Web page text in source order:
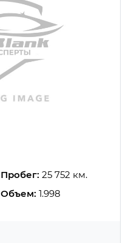
Пробег: 25 752 км.
Объем: 1.998